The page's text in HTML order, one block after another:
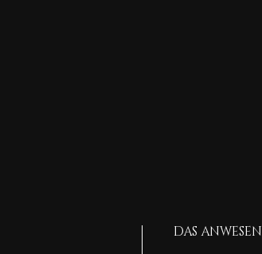
DAS ANWESEN